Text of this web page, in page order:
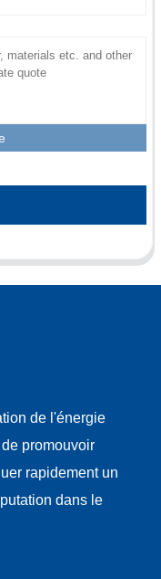
de l'énergie
promouvoir
rapidement un
dans le